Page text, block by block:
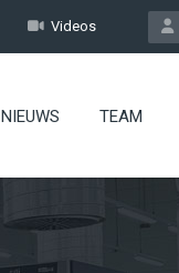
Videos
NIEUWS TEAM